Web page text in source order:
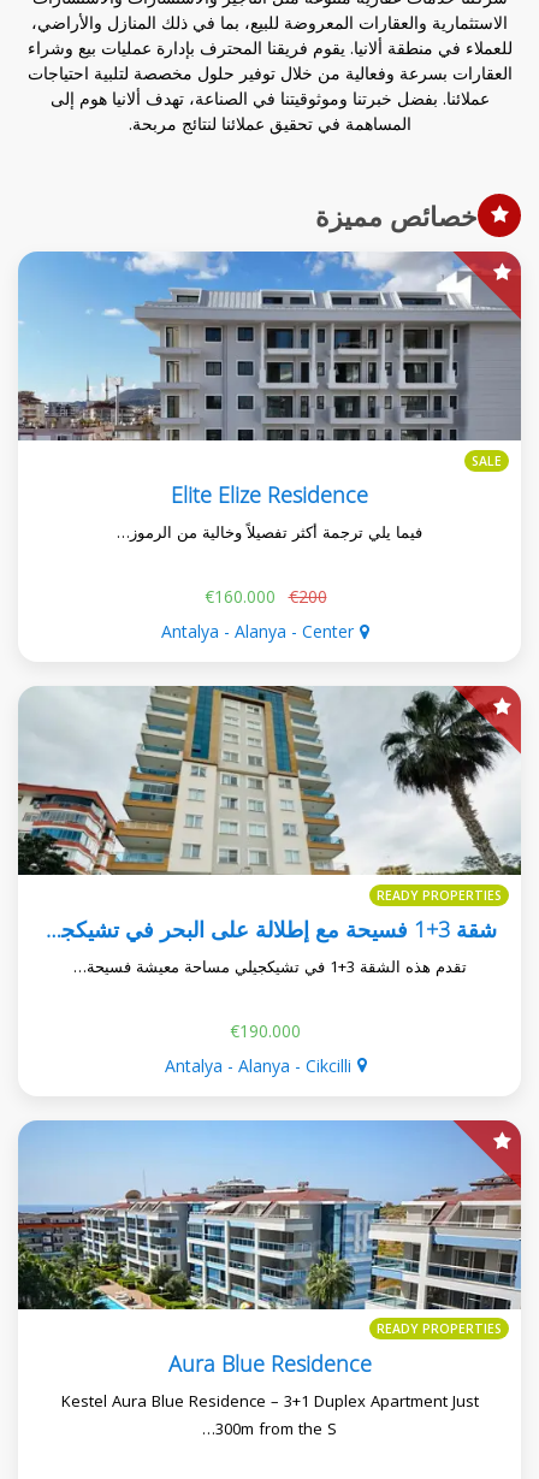
الاستثمارية والعقارات المعروضة للبيع، بما في ذلك المنازل والأراضي،
للعملاء في منطقة ألانيا. يقوم فريقنا المحترف بإدارة عمليات بيع وشراء
العقارات بسرعة وفعالية من خلال توفير حلول مخصصة لتلبية احتياجات
عملائنا. بفضل خبرتنا وموثوقيتنا في الصناعة، تهدف ألانيا هوم إلى
المساهمة في تحقيق عملائنا لنتائج مربحة.
خصائص مميزة
SALE
Elite Elize Residence
فيما يلي ترجمة أكثر تفصيلاً وخالية من الرموز…
€200
€160.000
Antalya - Alanya - Center
READY PROPERTIES
شقة 3+1 فسيحة مع إطلالة على البحر في تشيكجيلي
تقدم هذه الشقة 3+1 في تشيكجيلي مساحة معيشة فسيحة…
€190.000
Antalya - Alanya - Cikcilli
READY PROPERTIES
Aura Blue Residence
Kestel Aura Blue Residence – 3+1 Duplex Apartment Just
300m from the S…